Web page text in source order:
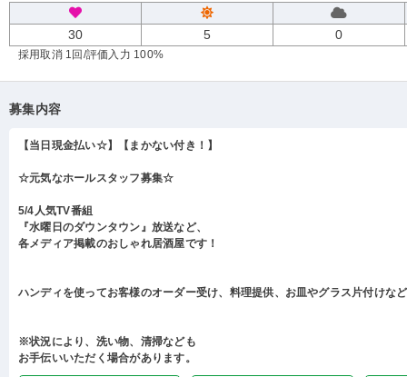
30 5 0
採用取消 1回 /評価入力 100%
募集内容
【当日現金払い☆】【まかない付き！】
☆元気なホールスタッフ募集☆
5/4人気TV番組
『水曜日のダウンタウン』放送など、
各メディア掲載のおしゃれ居酒屋です！
ハンディを使ってお客様のオーダー受け、料理提供、お皿やグラス片付けな
※状況により、洗い物、清掃なども
お手伝いいただく場合があります。